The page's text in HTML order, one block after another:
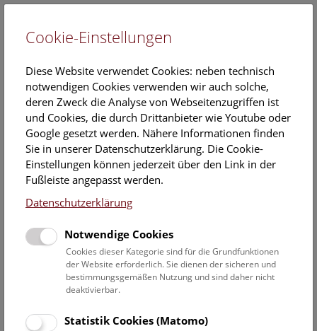
EN
Kalender
Hier finden Sie die aktuellen Veranstaltungen des heutigen
Tages. Für mehr Informationen besuchen Sie gern direkt
6. August 2026
Do 6.8.
Cookie-Einstellungen
Diese Website verwendet Cookies: neben technisch
notwendigen Cookies verwenden wir auch solche,
deren Zweck die Analyse von Webseitenzugriffen ist
und Cookies, die durch Drittanbieter wie Youtube oder
Google gesetzt werden. Nähere Informationen finden
Sie in unserer Datenschutzerklärung. Die Cookie-
Einstellungen können jederzeit über den Link in der
Fußleiste angepasst werden.
Datenschutzerklärung
Notwendige Cookies
Cookies dieser Kategorie sind für die Grundfunktionen
der Website erforderlich. Sie dienen der sicheren und
bestimmungsgemäßen Nutzung und sind daher nicht
deaktivierbar.
Statistik Cookies (Matomo)